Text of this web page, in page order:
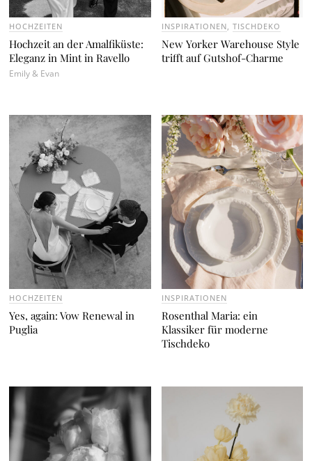
HOCHZEITEN
Hochzeit an der Amalfiküste: Eleganz in Mint in Ravello
Emily & Evan